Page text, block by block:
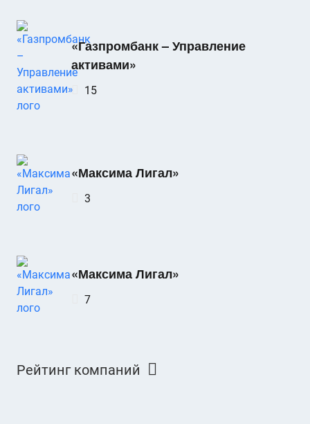
«Газпромбанк – Управление
активами»
15
«Максима Лигал»
3
«Максима Лигал»
7
Рейтинг компаний